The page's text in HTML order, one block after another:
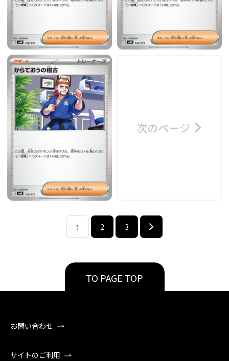
次のページ
1 2 3
TO PAGE TOP
お問い合わせ
サイトのご利用